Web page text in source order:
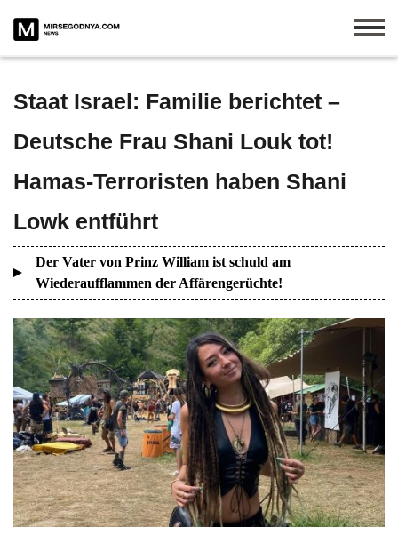
Staat Israel: Familie berichtet –
Deutsche Frau Shani Louk tot!
Hamas-Terroristen haben Shani
Lowk entführt
Der Vater von Prinz William ist schuld am
Wiederaufflammen der Affärengerüchte!